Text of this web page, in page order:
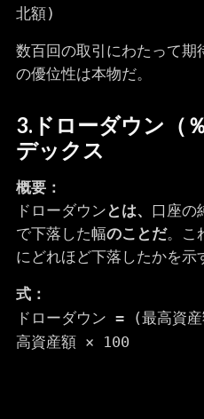
北額)
数百回の取引にわたって
の優位性は本物だ。
3. ドローダウン（％
デックス
概要：
ドローダウンとは、 口座の
で下落した幅のことだ。こ
にどれほど下落したかを示
式：
ドローダウン = (最高
高資産額 × 100